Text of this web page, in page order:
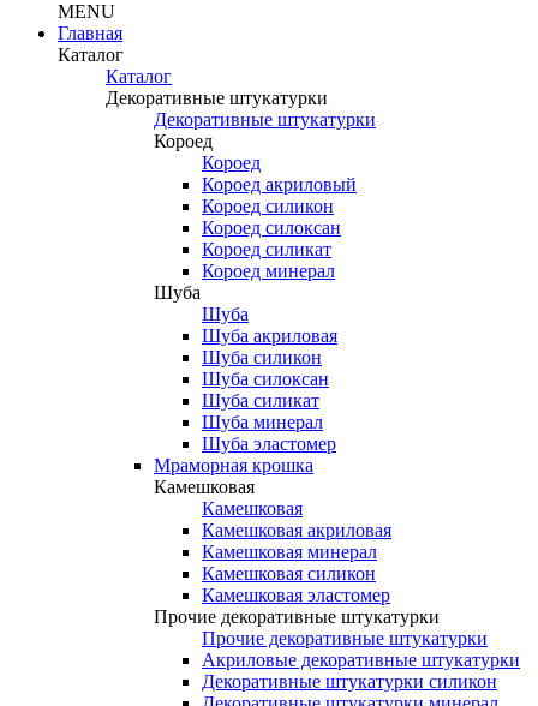
MENU
Главная
Каталог
Каталог
Декоративные штукатурки
Декоративные штукатурки
Короед
Короед
Короед акриловый
Короед силикон
Короед силоксан
Короед силикат
Короед минерал
Шуба
Шуба
Шуба акриловая
Шуба силикон
Шуба силоксан
Шуба силикат
Шуба минерал
Шуба эластомер
Мраморная крошка
Камешковая
Камешковая
Камешковая акриловая
Камешковая минерал
Камешковая силикон
Камешковая эластомер
Прочие декоративные штукатурки
Прочие декоративные штукатурки
Акриловые декоративные штукатурки
Декоративные штукатурки силикон